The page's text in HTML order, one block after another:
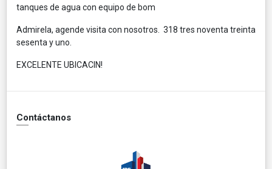
tanques de agua con equipo de bom
Admirela, agende visita con nosotros. 318 tres noventa treinta
sesenta y uno.
EXCELENTE UBICACIN!
Contáctanos